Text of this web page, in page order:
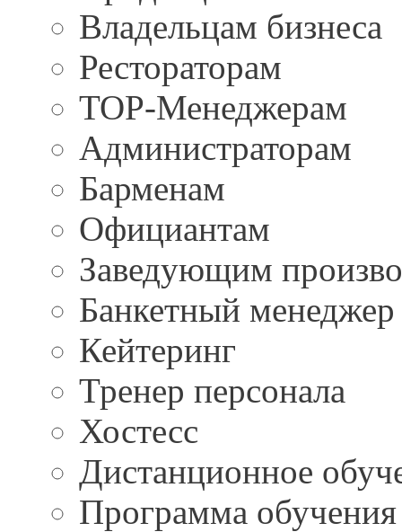
Владельцам бизнеса
Рестораторам
TOP-Менеджерам
Администраторам
Барменам
Официантам
Заведующим
Банкетный менеджер
Кейтеринг
Тренер персонала
Хостесс
Дистанционное
Программа обучения